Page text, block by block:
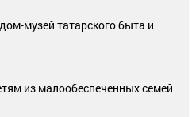
музей татарского быта и
из малообеспеченных семей